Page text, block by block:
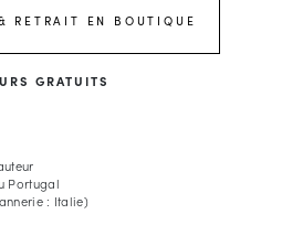
RETRAIT EN BOUTIQUE
GRATUITS
Portugal
: Italie)